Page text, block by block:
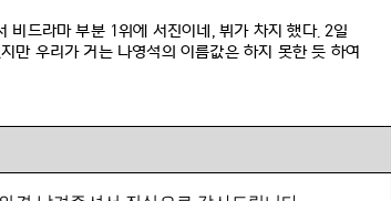
비드라마 부분1위에 서진이네,뷔가 차지 했다. 2일
만 우리가 거는 나영석의 이름값은 하지 못한 듯 하여